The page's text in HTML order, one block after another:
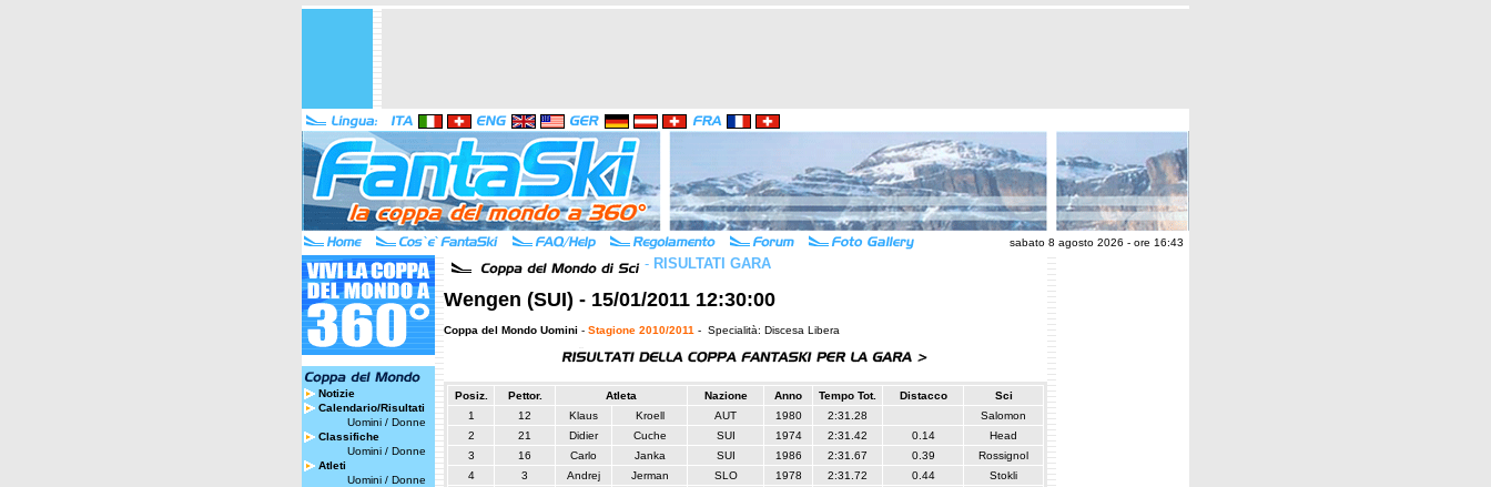
sabato 8 agosto 2026 - ore 16:43
Notizie
Calendario/Risultati
Uomini / Donne
Classifiche
Uomini / Donne
Atleti
Uomini / Donne
- RISULTATI GARA
Wengen (SUI) - 15/01/2011 12:30:00
Coppa del Mondo Uomini - Stagione 2010/2011 - Specialità: Discesa Libera
Posiz. Pettor. Atleta Nazione Anno Tempo Tot. Distacco
Sci
1
12 Klaus Kroell AUT 1980 2:31.28
Salomon
2
21 Didier Cuche SUI 1974 2:31.42 0.14
Head
3
16 Carlo Janka SUI 1986 2:31.67 0.39
Rossignol
4
3 Andrej Jerman SLO 1978 2:31.72 0.44
Stokli